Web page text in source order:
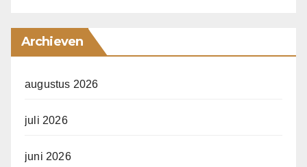
Archieven
augustus 2026
juli 2026
juni 2026